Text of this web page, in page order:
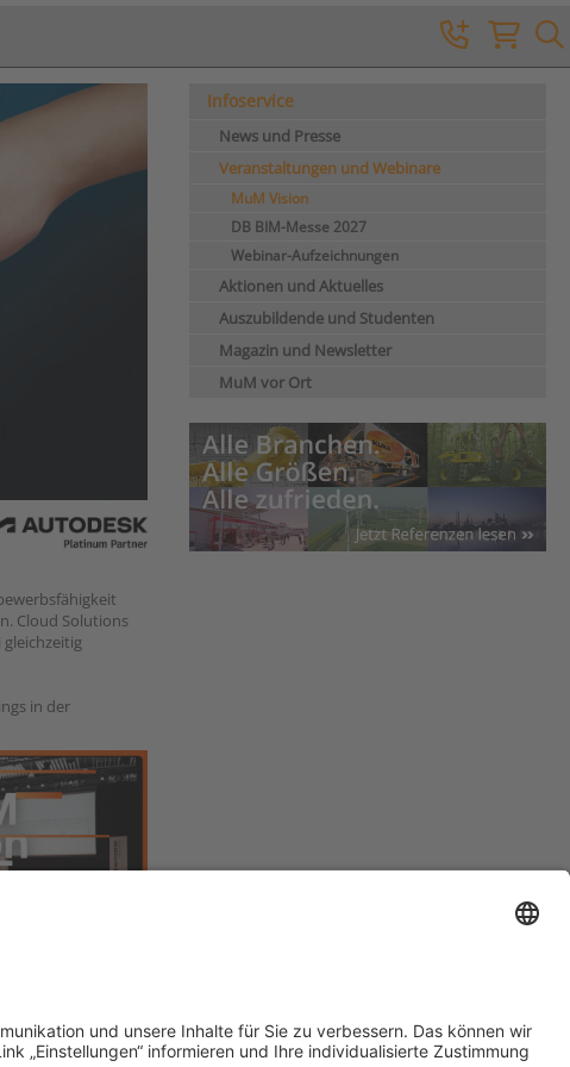
Cloud Solutions
in der
Infoservice
News und Presse
Veranstaltungen und Webinare
MuM Vision
DB BIM-Messe 2027
Webinar-Aufzeichnungen
Aktionen und Aktuelles
Auszubildende und Studenten
Magazin und Newsletter
MuM vor Ort